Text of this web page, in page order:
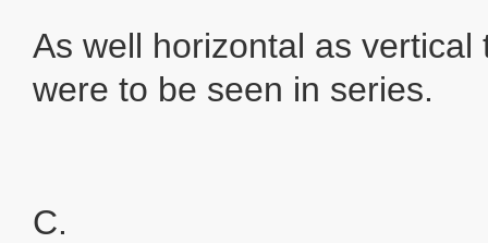
As well horizontal as vertical
were to be seen in series.
C.